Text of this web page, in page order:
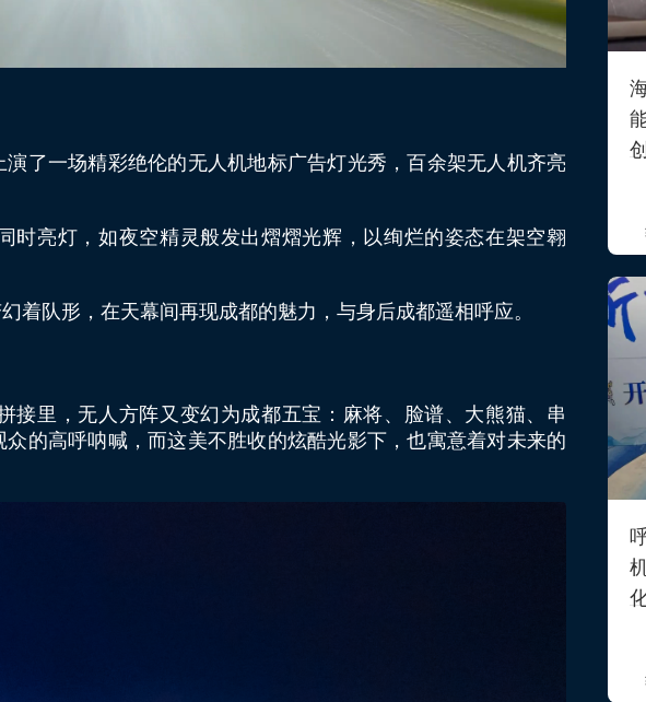
了一场精彩绝伦的无人机地标广告灯光秀，百余架无人机齐亮
时亮灯，如夜空精灵般发出熠熠光辉，以绚烂的姿态在架空翱
着队形，在天幕间再现成都的魅力，与身后成都遥相呼应。
接里，无人方阵又变幻为成都五宝：麻将、脸谱、大熊猫、串
的高呼呐喊，而这美不胜收的炫酷光影下，也寓意着对未来的